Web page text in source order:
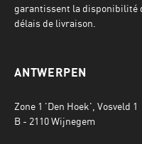
garantissent la disponibilité
délais de livraison.
ANTWERPEN
Zone 1 'Den Hoek', Vosveld 1
B - 2110 Wijnegem